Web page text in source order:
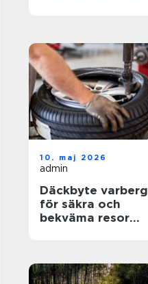
10. maj 2026
admin
Däckbyte varberg
för säkra och
bekväma resor